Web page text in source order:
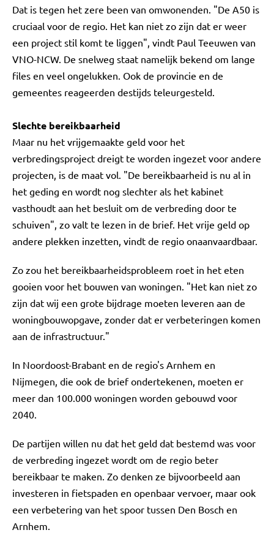
Dat is tegen het zere been van omwonenden. "De A50 is
cruciaal voor de regio. Het kan niet zo zijn dat er weer
een project stil komt te liggen", vindt Paul Teeuwen van
VNO-NCW. De snelweg staat namelijk bekend om lange
files en veel ongelukken. Ook de provincie en de
gemeentes reageerden destijds teleurgesteld.
Slechte bereikbaarheid
Maar nu het vrijgemaakte geld voor het
verbredingsproject dreigt te worden ingezet voor andere
projecten, is de maat vol. "De bereikbaarheid is nu al in
het geding en wordt nog slechter als het kabinet
vasthoudt aan het besluit om de verbreding door te
schuiven", zo valt te lezen in de brief. Het vrije geld op
andere plekken inzetten, vindt de regio onaanvaardbaar.
Zo zou het bereikbaarheidsprobleem roet in het eten
gooien voor het bouwen van woningen. "Het kan niet zo
zijn dat wij een grote bijdrage moeten leveren aan de
woningbouwopgave, zonder dat er verbeteringen komen
aan de infrastructuur."
In Noordoost-Brabant en de regio's Arnhem en
Nijmegen, die ook de brief ondertekenen, moeten er
meer dan 100.000 woningen worden gebouwd voor
2040.
De partijen willen nu dat het geld dat bestemd was voor
de verbreding ingezet wordt om de regio beter
bereikbaar te maken. Zo denken ze bijvoorbeeld aan
investeren in fietspaden en openbaar vervoer, maar ook
een verbetering van het spoor tussen Den Bosch en
Arnhem.